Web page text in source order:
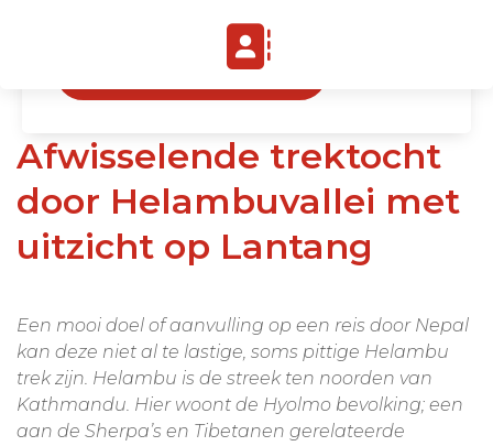
Offerte aanvragen
Afwisselende trektocht
door Helambuvallei met
uitzicht op Lantang
Een mooi doel of aanvulling op een reis door Nepal
kan deze niet al te lastige, soms pittige Helambu
trek zijn. Helambu is de streek ten noorden van
Kathmandu. Hier woont de Hyolmo bevolking; een
aan de Sherpa’s en Tibetanen gerelateerde